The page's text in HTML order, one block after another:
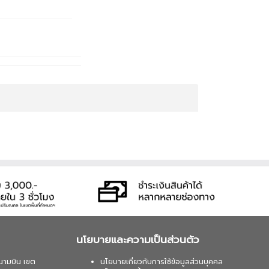
มบิน เขต
นโยบายและความเป็นส่วนตัว
นโยบายเกี่ยวกับการใช้ข้อมูลส่วนบุคคล